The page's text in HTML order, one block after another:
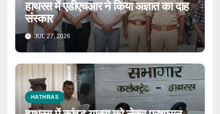
हाथरस में एडीएचआर ने किया अज्ञात का दाह
संस्कार
JUL 27, 2026
HATHRAS